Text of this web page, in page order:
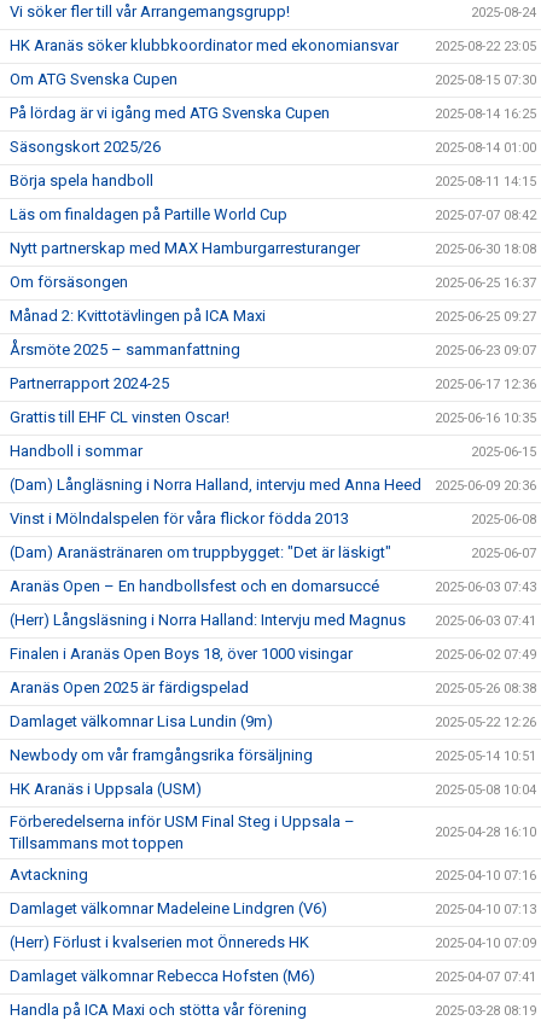
Vi söker fler till vår Arrangemangsgrupp! 2025-08-24
HK Aranäs söker klubbkoordinator med ekonomiansvar 2025-08-22 23:05
Om ATG Svenska Cupen 2025-08-15 07:30
På lördag är vi igång med ATG Svenska Cupen 2025-08-14 16:25
Säsongskort 2025/26 2025-08-14 01:00
Börja spela handboll 2025-08-11 14:15
Läs om finaldagen på Partille World Cup 2025-07-07 08:42
Nytt partnerskap med MAX Hamburgarresturanger 2025-06-30 18:08
Om försäsongen 2025-06-25 16:37
Månad 2: Kvittotävlingen på ICA Maxi 2025-06-25 09:27
Årsmöte 2025 – sammanfattning 2025-06-23 09:07
Partnerrapport 2024-25 2025-06-17 12:36
Grattis till EHF CL vinsten Oscar! 2025-06-16 10:35
Handboll i sommar 2025-06-15
(Dam) Långläsning i Norra Halland, intervju med Anna Heed 2025-06-09 20:36
Vinst i Mölndalspelen för våra flickor födda 2013 2025-06-08
(Dam) Aranästränaren om truppbygget: "Det är läskigt" 2025-06-07
Aranäs Open – En handbollsfest och en domarsuccé 2025-06-03 07:43
(Herr) Långsläsning i Norra Halland: Intervju med Magnus 2025-06-03 07:41
Finalen i Aranäs Open Boys 18, över 1000 visingar 2025-06-02 07:49
Aranäs Open 2025 är färdigspelad 2025-05-26 08:38
Damlaget välkomnar Lisa Lundin (9m) 2025-05-22 12:26
Newbody om vår framgångsrika försäljning 2025-05-14 10:51
HK Aranäs i Uppsala (USM) 2025-05-08 10:04
Förberedelserna inför USM Final Steg i Uppsala –
Tillsammans mot toppen
2025-04-28 16:10
Avtackning 2025-04-10 07:16
Damlaget välkomnar Madeleine Lindgren (V6) 2025-04-10 07:13
(Herr) Förlust i kvalserien mot Önnereds HK 2025-04-10 07:09
Damlaget välkomnar Rebecca Hofsten (M6) 2025-04-07 07:41
Handla på ICA Maxi och stötta vår förening 2025-03-28 08:19